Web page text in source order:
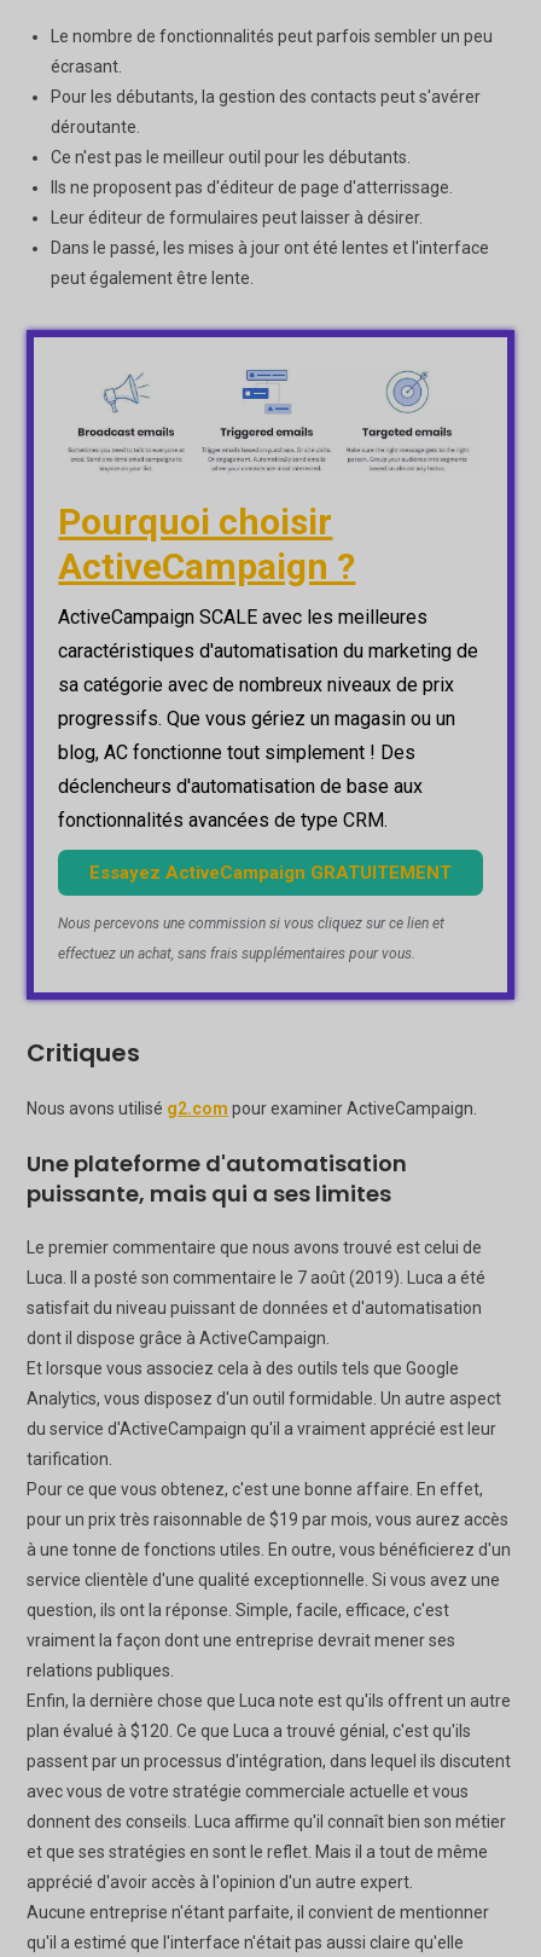
Le nombre de fonctionnalités peut parfois sembler un peu
écrasant.
Pour les débutants, la gestion des contacts peut s'avérer
déroutante.
Ce n'est pas le meilleur outil pour les débutants.
Ils ne proposent pas d'éditeur de page d'atterrissage.
Leur éditeur de formulaires peut laisser à désirer.
Dans le passé, les mises à jour ont été lentes et l'interface
peut également être lente.
Pourquoi choisir
ActiveCampaign ?
ActiveCampaign SCALE avec les meilleures
caractéristiques d'automatisation du marketing de
sa catégorie avec de nombreux niveaux de prix
progressifs. Que vous gériez un magasin ou un
blog, AC fonctionne tout simplement ! Des
déclencheurs d'automatisation de base aux
fonctionnalités avancées de type CRM.
Essayez ActiveCampaign GRATUITEMENT
Nous percevons une commission si vous cliquez sur ce lien et
effectuez un achat, sans frais supplémentaires pour vous.
Critiques
Nous avons utilisé g2.com pour examiner ActiveCampaign.
Une plateforme d'automatisation
puissante, mais qui a ses limites
Le premier commentaire que nous avons trouvé est celui de
Luca. Il a posté son commentaire le 7 août (2019). Luca a été
satisfait du niveau puissant de données et d'automatisation
dont il dispose grâce à ActiveCampaign.
Et lorsque vous associez cela à des outils tels que Google
Analytics, vous disposez d'un outil formidable. Un autre aspect
du service d'ActiveCampaign qu'il a vraiment apprécié est leur
tarification.
Pour ce que vous obtenez, c'est une bonne affaire. En effet,
pour un prix très raisonnable de $19 par mois, vous aurez accès
à une tonne de fonctions utiles. En outre, vous bénéficierez d'un
service clientèle d'une qualité exceptionnelle. Si vous avez une
question, ils ont la réponse. Simple, facile, efficace, c'est
vraiment la façon dont une entreprise devrait mener ses
relations publiques.
Enfin, la dernière chose que Luca note est qu'ils offrent un autre
plan évalué à $120. Ce que Luca a trouvé génial, c'est qu'ils
passent par un processus d'intégration, dans lequel ils discutent
avec vous de votre stratégie commerciale actuelle et vous
donnent des conseils. Luca affirme qu'il connaît bien son métier
et que ses stratégies en sont le reflet. Mais il a tout de même
apprécié d'avoir accès à l'opinion d'un autre expert.
Aucune entreprise n'étant parfaite, il convient de mentionner
qu'il a estimé que l'interface n'était pas aussi claire qu'elle